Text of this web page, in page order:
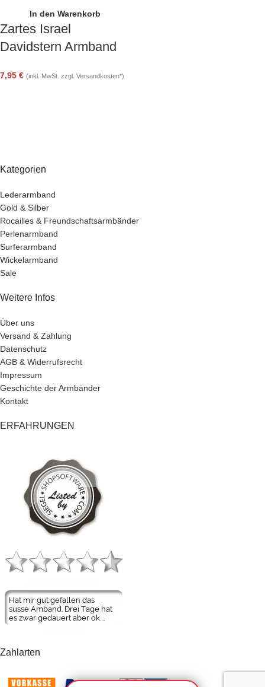
In den Warenkorb
Zartes Israel
Davidstern Armband
Edelstahl vergoldet
7,95 € (inkl. MwSt. zzgl. Versandkosten*)
Kategorien
Lederarmband
Gold & Silber
Rocailles & Freundschaftsarmbänder
Perlenarmband
Surferarmband
Wickelarmband
Sale
Weitere Infos
Über uns
Versand & Zahlung
Datenschutz
AGB & Widerrufsrecht
Impressum
Geschichte der Armbänder
Kontakt
ERFAHRUNGEN
Zahlarten